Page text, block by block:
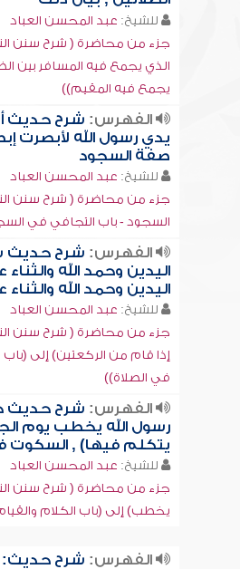
للشيخ: عبد المحسن العباد
جزء من محاضرة ( شرح سنن
الذي يجمع فيه المسافر بين
يجمع فيه المقيم))
الفهرس: شرح حديث
يدي رسول الله لأبصرت
صفة السجود
للشيخ: عبد المحسن العباد
جزء من محاضرة ( شرح سنن
السجود - باب التجافي في
الفهرس: شرح حديث
اليدين وحمد الله
اليدين وحمد الله
للشيخ: عبد المحسن العباد
جزء من محاضرة ( شرح سنن
إذا قام من الركعتين) إلى (باب
في الصلاة))
الفهرس: شرح حديث
رسول الله يخطب يوم
يتكلم فيها) , السكوت
للشيخ: عبد المحسن العباد
جزء من محاضرة ( شرح سنن
يخطب) إلى (باب الكلام
الفهرس: شرح حديث: